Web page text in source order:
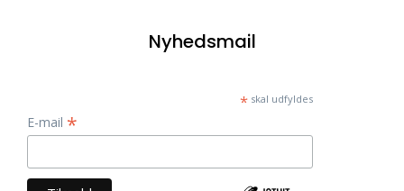
Nyhedsmail
*skal udfyldes
E-mail *